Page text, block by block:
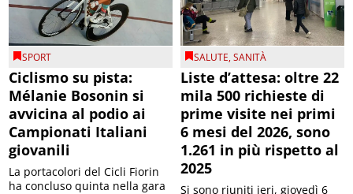
SPORT
Ciclismo su pista:
Mélanie Bosonin si
avvicina al podio ai
Campionati Italiani
giovanili
La portacolori del Cicli Fiorin
ha concluso quinta nella gara
SALUTE,SANITÀ
Liste d’attesa: oltre 22
mila 500 richieste di
prime visite nei primi
6 mesi del 2026, sono
1.261 in più rispetto al
2025
Si sono riuniti ieri, giovedì 6